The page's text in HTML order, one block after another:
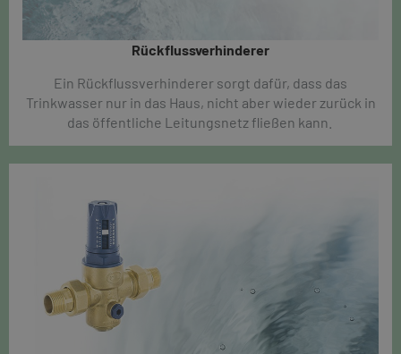
Rückflussverhinderer​
Ein Rückflussverhinderer sorgt dafür, dass das
Trinkwasser nur in das Haus, nicht aber wieder zurück in
das öffentliche Leitungsnetz fließen kann.